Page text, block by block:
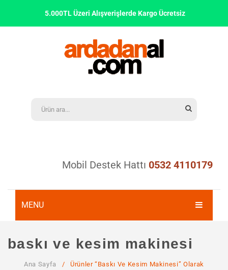
5.000TL Üzeri Alışverişlerde Kargo Ücretsiz
Mobil Destek Hattı 0532 4110179
MENU
baskı ve kesim makinesi
Ana Sayfa / Ürünler “baskı Ve Kesim Makinesi” Olarak